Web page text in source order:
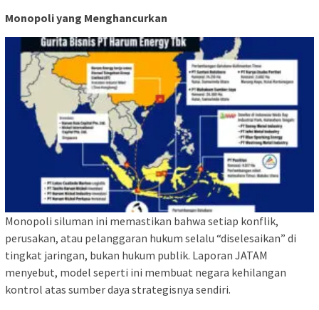
Monopoli yang Menghancurkan
Monopoli siluman ini memastikan bahwa setiap konflik,
perusakan, atau pelanggaran hukum selalu “diselesaikan” di
tingkat jaringan, bukan hukum publik. Laporan JATAM
menyebut, model seperti ini membuat negara kehilangan
kontrol atas sumber daya strategisnya sendiri.